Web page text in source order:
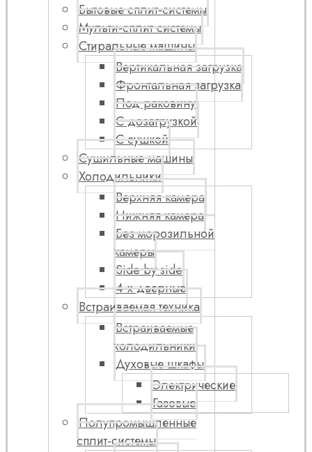
Бытовые сплит-системы
Мульти-сплит системы
Стиральные машины
Вертикальная загрузка
Фронтальная загрузка
Под раковину
С дозагрузкой
С сушкой
Сушильные машины
Холодильники
Верхняя камера
Нижняя камера
Без морозильной
камеры
Side by side
4-х дверные
Встраиваемая техника
Встраиваемые
холодильники
Духовые шкафы
Электрические
Газовые
Полупромышленные
сплит-системы